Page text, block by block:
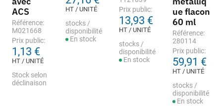
ACS
Référence:
M021668
Prix public:
1,13 €
HT / UNITÉ
Stock selon
déclinaison
HT / UNITÉ
stocks /
disponibilité
En stock
Prix public:
13,93 €
HT / UNITÉ
stocks /
disponibilité
En stock
ue flacon
60 ml
Référence:
280114
Prix public:
59,91 €
HT / UNITÉ
stocks /
disponibilité
En stock